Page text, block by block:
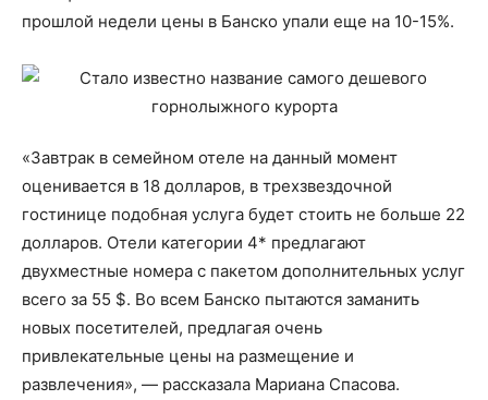
прошлой недели цены в Банско упали еще на 10-15%.
«Завтрак в семейном отеле на данный момент
оценивается в 18 долларов, в трехзвездочной
гостинице подобная услуга будет стоить не больше 22
долларов. Отели категории 4* предлагают
двухместные номера с пакетом дополнительных услуг
всего за 55 $. Во всем Банско пытаются заманить
новых посетителей, предлагая очень
привлекательные цены на размещение и
развлечения», — рассказала Мариана Спасова.